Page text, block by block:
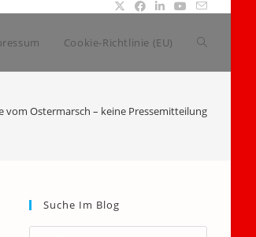
Cookie-Richtlinie (EU) Website-
vom Ostermarsch – keine Pressemitteilung
Suche Im Blog